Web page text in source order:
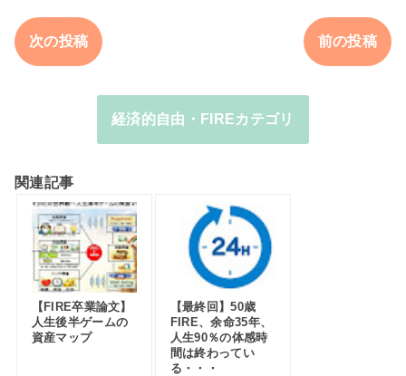
次の投稿 前の投稿
経済的自由・FIREカテゴリ
関連記事
【FIRE卒業論文】
人生後半ゲームの
資産マップ
【最終回】50歳
FIRE、余命35年、
人生90％の体感時
間は終わってい
る・・・